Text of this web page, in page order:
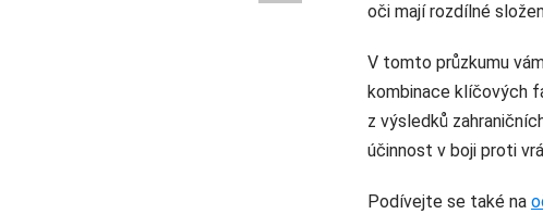
oči mají rozdílné
V tomto průzkumu
kombinace klíčových
z výsledků
účinnost v boji proti
Podívejte se také na